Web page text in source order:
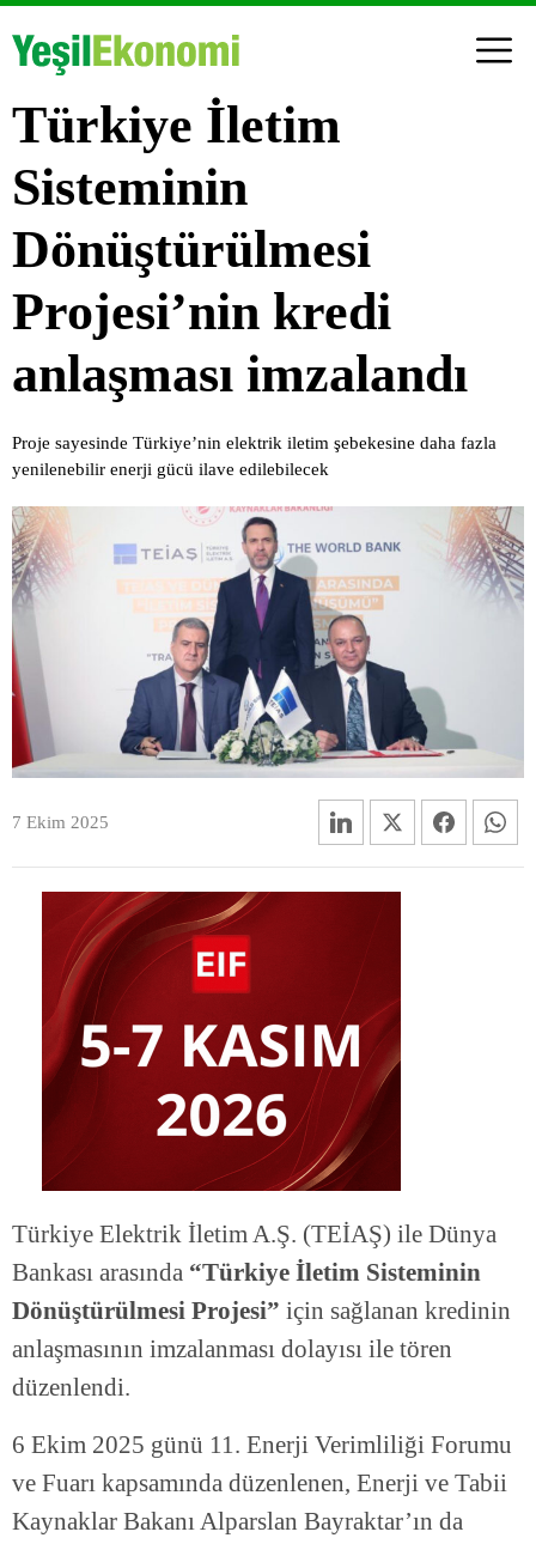
Türkiye İletim
Sisteminin
Dönüştürülmesi
Projesi’nin kredi
anlaşması imzalandı
Proje sayesinde Türkiye’nin elektrik iletim şebekesine daha fazla
yenilenebilir enerji gücü ilave edilebilecek
7 Ekim 2025
Türkiye Elektrik İletim A.Ş. (TEİAŞ) ile Dünya
Bankası arasında “Türkiye İletim Sisteminin
Dönüştürülmesi Projesi” için sağlanan kredinin
anlaşmasının imzalanması dolayısı ile tören
düzenlendi.
6 Ekim 2025 günü 11. Enerji Verimliliği Forumu
ve Fuarı kapsamında düzenlenen, Enerji ve Tabii
Kaynaklar Bakanı Alparslan Bayraktar’ın da